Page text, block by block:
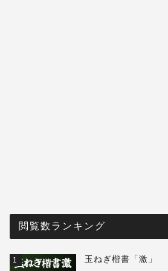
閲覧数ランキング
1 玉ねぎ楷書「激」